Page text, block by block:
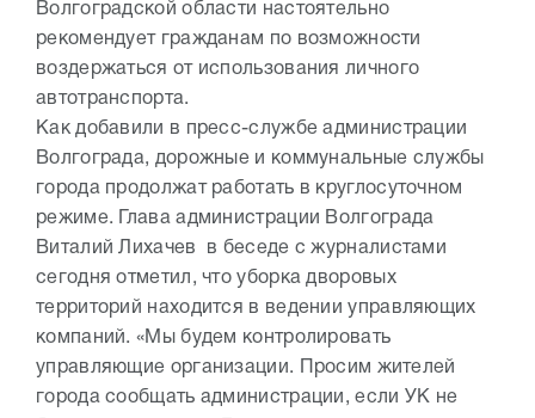
Волгоградской области настоятельно
рекомендует гражданам по возможности
воздержаться от использования личного
автотранспорта.
Как добавили в пресс-службе администрации
Волгограда, дорожные и коммунальные службы
города продолжат работать в круглосуточном
режиме. Глава администрации Волгограда
Виталий Лихачев в беседе с журналистами
сегодня отметил, что уборка дворовых
территорий находится в ведении управляющих
компаний. «Мы будем контролировать
управляющие организации. Просим жителей
города сообщать администрации, если УК не